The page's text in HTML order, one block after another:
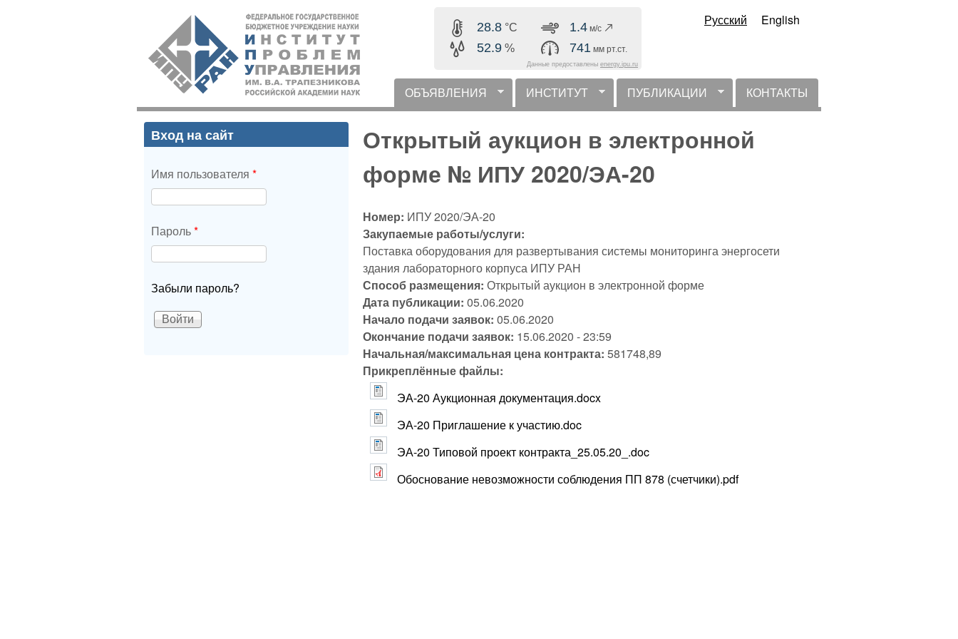
содержанию
ИПУ
РАН
28.8 °C
52.9 %
1.4 м/с
741 мм рт.ст.
Данные предоставлены energy.ipu.ru
Русский English
горизонтальное меню
ОБЪЯВЛЕНИЯ ИНСТИТУТ ПУБЛИКАЦИИ КОНТАКТЫ
Открытый аукцион в электронной
форме № ИПУ 2020/ЭА-20
Номер: ИПУ 2020/ЭА-20
Закупаемые работы/услуги:
Поставка оборудования для развертывания системы мониторинга энергосети
здания лабораторного корпуса ИПУ РАН
Способ размещения:Открытый аукцион в электронной форме
Дата публикации:05.06.2020
Начало подачи заявок:05.06.2020
Окончание подачи заявок: 15.06.2020 - 23:59
Начальная/максимальная цена контракта:581748,89
Прикреплённые файлы:
ЭА-20 Аукционная документация.docx
ЭА-20 Приглашение к участию.doc
ЭА-20 Типовой проект контракта_25.05.20_.doc
Обоснование невозможности соблюдения ПП 878 (счетчики).pdf
Вход на сайт
Имя пользователя *
Пароль*
Забыли пароль?